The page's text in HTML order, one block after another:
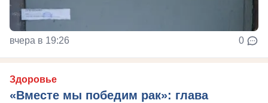
вчера в 19:26 0
Здоровье
«Вместе мы победим рак»: глава